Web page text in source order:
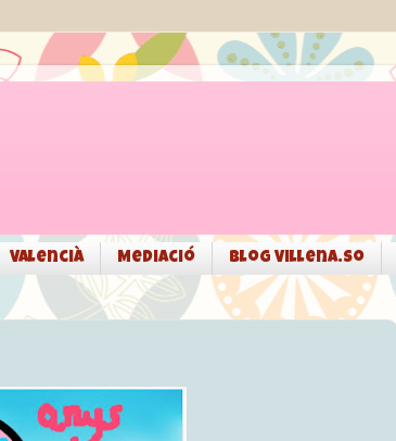
Valencià Mediació Blog Villena.so